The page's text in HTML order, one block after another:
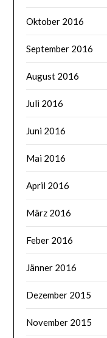
Oktober 2016
September 2016
August 2016
Juli 2016
Juni 2016
Mai 2016
April 2016
März 2016
Feber 2016
Jänner 2016
Dezember 2015
November 2015